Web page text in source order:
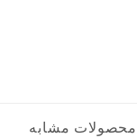
محصولات مشابه